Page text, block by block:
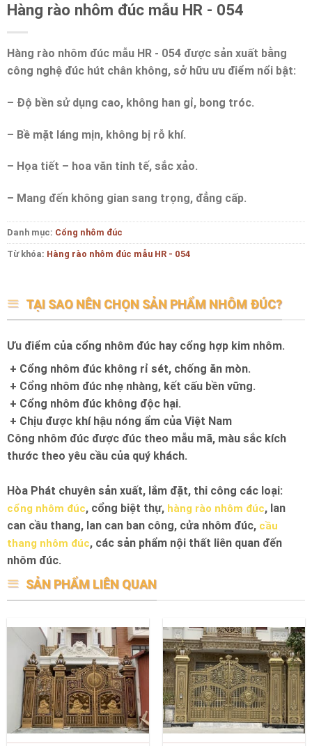
Hàng rào nhôm đúc mẫu HR - 054
Hàng rào nhôm đúc mẫu HR - 054 được sản xuất bằng
công nghệ đúc hút chân không, sở hữu ưu điểm nổi bật:
– Độ bền sử dụng cao, không han gỉ, bong tróc.
– Bề mặt láng mịn, không bị rỗ khí.
– Họa tiết – hoa văn tinh tế, sắc xảo.
– Mang đến không gian sang trọng, đẳng cấp.
Danh mục: Cổng nhôm đúc
Từ khóa: Hàng rào nhôm đúc mẫu HR - 054
TẠI SAO NÊN CHỌN SẢN PHẨM NHÔM ĐÚC?
Ưu điểm của cổng nhôm đúc hay cổng hợp kim nhôm.
+ Cổng nhôm đúc không rỉ sét, chống ăn mòn.
+ Cổng nhôm đúc nhẹ nhàng, kết cấu bền vững.
+ Cổng nhôm đúc không độc hại.
+ Chịu được khí hậu nóng ẩm của Việt Nam
Công nhôm đúc được đúc theo mẫu mã, màu sắc kích
thước theo yêu cầu của quý khách.
Hòa Phát chuyên sản xuất, lắm đặt, thi công các loại:
cổng nhôm đúc, cổng biệt thự, hàng rào nhôm đúc, lan
can cầu thang, lan can ban công, cửa nhôm đúc, cầu
thang nhôm đúc, các sản phẩm nội thất liên quan đến
nhôm đúc.
SẢN PHẨM LIÊN QUAN